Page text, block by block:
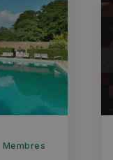
Membres